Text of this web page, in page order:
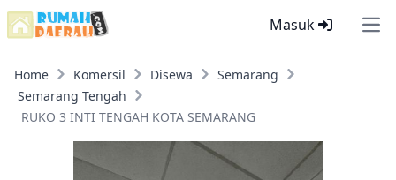
Masuk
Home Komersil Disewa
Semarang
Semarang Tengah
RUKO 3 INTI TENGAH KOTA SEMARANG